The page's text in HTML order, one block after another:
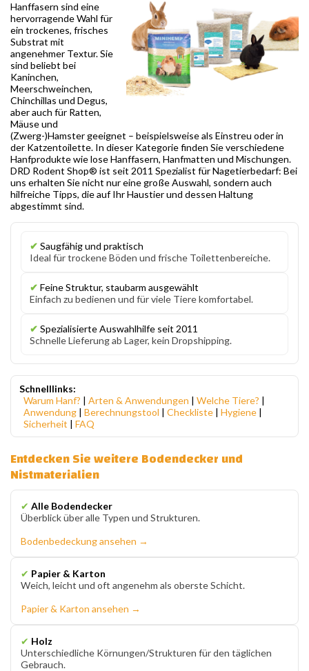
Hanffasern sind eine
hervorragende Wahl für
ein trockenes, frisches
Substrat mit
angenehmer Textur. Sie
sind beliebt bei
Kaninchen,
Meerschweinchen,
Chinchillas und Degus,
aber auch für Ratten,
Mäuse und
(Zwerg-)Hamster geeignet – beispielsweise als Einstreu oder in
der Katzentoilette. In dieser Kategorie finden Sie verschiedene
Hanfprodukte wie lose Hanffasern, Hanfmatten und Mischungen.
DRD Rodent Shop® ist seit 2011 Spezialist für Nagetierbedarf: Bei
uns erhalten Sie nicht nur eine große Auswahl, sondern auch
hilfreiche Tipps, die auf Ihr Haustier und dessen Haltung
abgestimmt sind.
✔ Saugfähig und praktisch
Ideal für trockene Böden und frische Toilettenbereiche.
✔ Feine Struktur, staubarm ausgewählt
Einfach zu bedienen und für viele Tiere komfortabel.
✔ Spezialisierte Auswahlhilfe seit 2011
Schnelle Lieferung ab Lager, kein Dropshipping.
Schnelllinks:
Warum Hanf? | Arten & Anwendungen | Welche Tiere? |
Anwendung | Berechnungstool | Checkliste | Hygiene |
Sicherheit | FAQ
Entdecken Sie weitere Bodendecker und
Nistmaterialien
✔ Alle Bodendecker
Überblick über alle Typen und Strukturen.
Bodenbedeckung ansehen →
✔ Papier & Karton
Weich, leicht und oft angenehm als oberste Schicht.
Papier & Karton ansehen →
✔ Holz
Unterschiedliche Körnungen/Strukturen für den täglichen
Gebrauch.